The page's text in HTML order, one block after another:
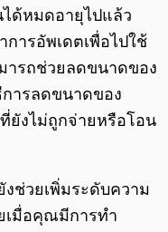
ด้หมดอายุไปแล้ว
ารอัพเดตเพื่อไปใช้
ารถช่วยลดขนาดของ
ารลดขนาดของ
ยังไม่ถูกจ่ายหรือโอน
งช่วยเพิ่มระดับความ
เมื่อคุณมีการทำ